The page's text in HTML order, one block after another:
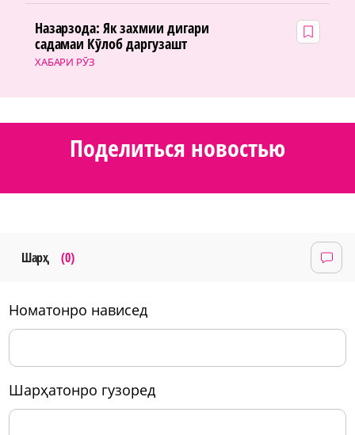
ХАБАРИ РӮЗ
Назарзода: Як захмии дигари
садамаи Кӯлоб даргузашт
Поделиться новостью
Шарҳ (0)
номатонро нависед
шарҳатонро гузоред